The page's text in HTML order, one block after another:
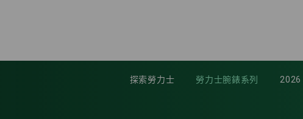
探索勞力士 勞力士腕錶系列 2026